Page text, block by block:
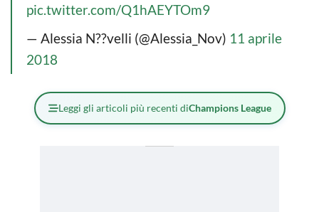
pic.twitter.com/Q1hAEYTOm9
— Alessia N??velli (@Alessia_Nov) 11 aprile
2018
Leggi gli articoli più recenti diChampions League